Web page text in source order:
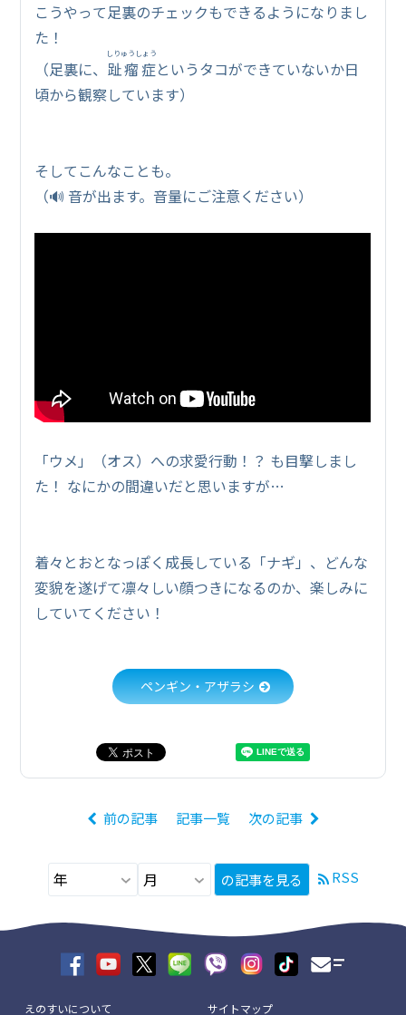
こうやって足裏のチェックもできるようになりまし
た！
（足裏に、 趾瘤症
しりゅうしょう
というタコができていないか日
頃から観察しています）
そしてこんなことも。
（🔊 音が出ます。音量にご注意ください）
「ウメ」（オス）への求愛行動！？ も目撃しまし
た！ なにかの間違いだと思いますが…
着々とおとなっぽく成長している「ナギ」、どんな
変貌を遂げて凛々しい顔つきになるのか、楽しみに
していてください！
ペンギン・アザラシ
前の記事 記事一覧 次の記事
の記事を見る RSS
えのすいについて サイトマップ